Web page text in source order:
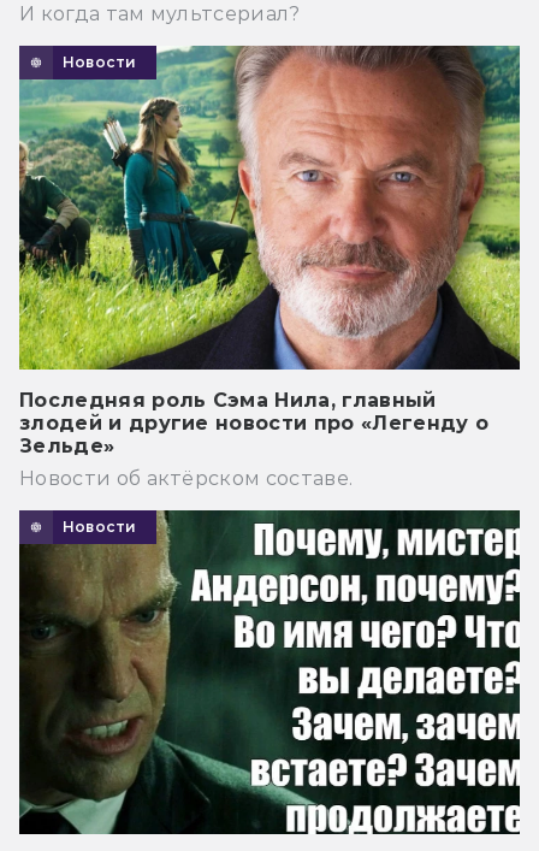
И когда там мультсериал?
Новости
Последняя роль Сэма Нила, главный
злодей и другие новости про «Легенду о
Зельде»
Новости об актёрском составе.
Новости